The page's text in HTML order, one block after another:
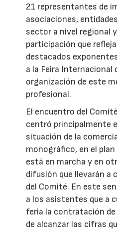
21 representantes de
asociaciones,
sector a nivel regional
participación que
destacados
a la Feira Internacional
organización de este
profesional.
El encuentro del
centró principalmente
situación de la
monográfico, en el
está en marcha y en
difusión que llevarán a
del Comité. En este
a los asistentes que a
feria la contratación
de alcanzar las cifras